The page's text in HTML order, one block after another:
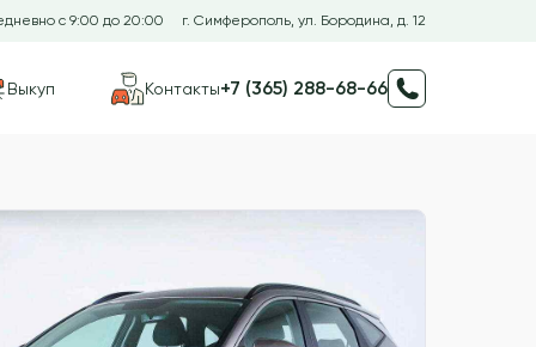
с 9:00 до 20:00 г. Симферополь, ул. Бородина, д. 12
Выкуп Контакты+7 (365) 288-68-66